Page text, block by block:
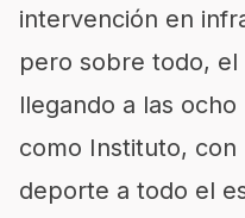
intervención en
pero sobre todo, el
llegando a las
como Instituto, con
deporte a todo el